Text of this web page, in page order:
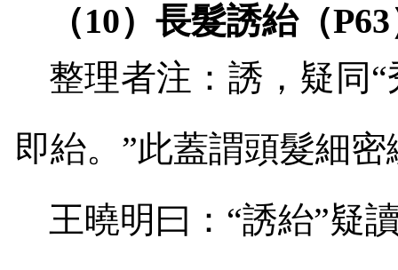
（10）長髮誘紿（P63
整理者注：誘，疑同
即紿。”此蓋謂頭髮細密
王曉明曰：“誘紿”疑